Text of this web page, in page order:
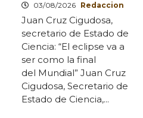
03/08/2026 Redaccion
Juan Cruz Cigudosa,
secretario de Estado de
Ciencia: “El eclipse va a
ser como la final
del Mundial” Juan Cruz
Cigudosa, Secretario de
Estado de Ciencia,...